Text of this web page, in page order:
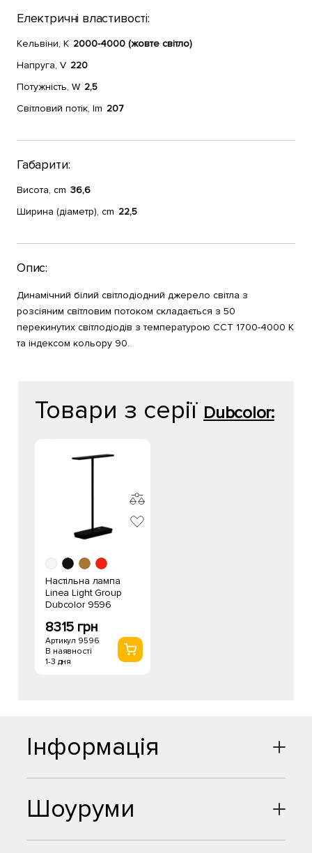
Електричні властивості:
Кельвіни, К 2000-4000 (жовте світло)
Напруга, V 220
Потужність, W 2,5
Світловий потік, lm 207
Габарити:
Висота, cm 36,6
Ширина (діаметр), cm 22,5
Опис:
Динамічний білий світлодіодний джерело світла з
розсіяним світловим потоком складається з 50
перекинутих світлодіодів з температурою CCT 1700-4000 К
та індексом кольору 90.
Товари з серії Dubcolor:
Настільна лампа
Linea Light Group
Dubcolor 9596
8315 грн
Артикул 9596
В наявності
1-3 дня
Шоуруми
Інформація